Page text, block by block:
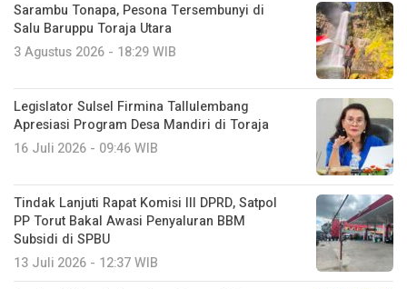
Sarambu Tonapa, Pesona Tersembunyi di
Salu Baruppu Toraja Utara
3 Agustus 2026 - 18:29 WIB
Legislator Sulsel Firmina Tallulembang
Apresiasi Program Desa Mandiri di Toraja
16 Juli 2026 - 09:46 WIB
Tindak Lanjuti Rapat Komisi III DPRD, Satpol
PP Torut Bakal Awasi Penyaluran BBM
Subsidi di SPBU
13 Juli 2026 - 12:37 WIB